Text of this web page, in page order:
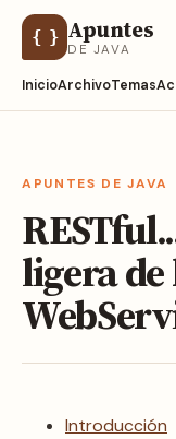
{ } Apuntes
DE JAVA
InicioArchivoTemas
APUNTES DE JAVA
ligera
Introducción